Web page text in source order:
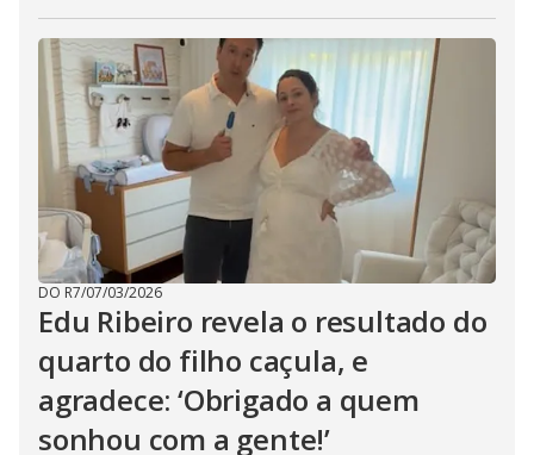
DO R7/07/03/2026
Edu Ribeiro revela o resultado do
quarto do filho caçula, e
agradece: ‘Obrigado a quem
sonhou com a gente!’